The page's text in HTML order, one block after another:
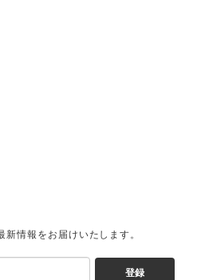
情報をお届けいたします。
登録